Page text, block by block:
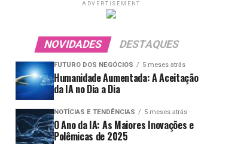
ADVERTISEMENT
NOVIDADES DESTAQUES
FUTURO DOS NEGÓCIOS 5 meses atrás
Humanidade Aumentada: A Aceitação
da IA no Dia a Dia
NOTÍCIAS E TENDÊNCIAS 5 meses atrás
O Ano da IA: As Maiores Inovações e
Polêmicas de 2025